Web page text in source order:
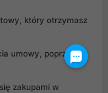
który otrzymasz
umowy, poprzez
zakupami w